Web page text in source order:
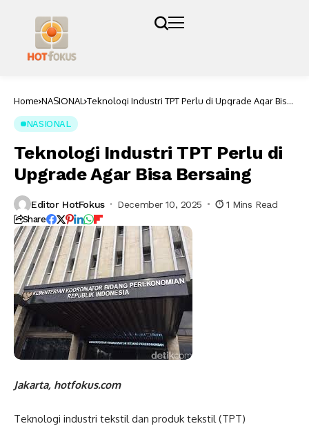
Home NASIONAL Teknologi Industri TPT Perlu di Upgrade Agar Bisa
NASIONAL
Teknologi Industri TPT Perlu di
Upgrade Agar Bisa Bersaing
Editor HotFokus December 10, 2025 1 Mins Read
Share
Jakarta, hotfokus.com
Teknologi industri tekstil dan produk tekstil (TPT)